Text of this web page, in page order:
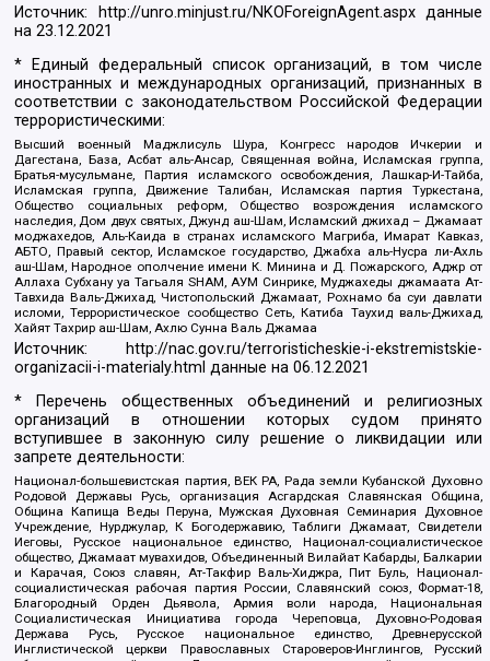
Источник: http://unro.minjust.ru/NKOForeignAgent.aspxданные
на23.12.2021
* Единый федеральный список организаций, в том числе
иностранных и международных организаций, признанных в
соответствии с законодательством Российской Федерации
террористическими:
Высший военный Маджлисуль Шура, Конгресс народов Ичкерии и
Дагестана, База, Асбат аль-Ансар, Священная война, Исламская группа,
Братья-мусульмане, Партия исламского освобождения, Лашкар-И-Тайба,
Исламская группа, Движение Талибан, Исламская партия Туркестана,
Общество социальных реформ, Общество возрождения исламского
наследия, Дом двух святых, Джунд аш-Шам, Исламский джихад – Джамаат
моджахедов, Аль-Каида в странах исламского Магриба, Имарат Кавказ,
АБТО, Правый сектор, Исламское государство, Джабха аль-Нусра ли-Ахль
аш-Шам, Народное ополчение имени К. Минина и Д. Пожарского, Аджр от
Аллаха Субхану уа Тагьаля SHAM, АУМ Синрике, Муджахеды джамаата Ат-
Тавхида Валь-Джихад, Чистопольский Джамаат, Рохнамо ба суи давлати
исломи, Террористическое сообщество Сеть, Катиба Таухид валь-Джихад,
Хайят Тахрир аш-Шам, Ахлю Сунна Валь Джамаа
Источник:
http://nac.gov.ru/terroristicheskie-i-ekstremistskie-
organizacii-i-materialy.html данные на06.12.2021
* Перечень общественных объединений и религиозных
организаций в отношении которых судом принято
вступившее в законную силу решение о ликвидации или
запрете деятельности:
Национал-большевистская партия, ВЕК РА, Рада земли Кубанской Духовно
Родовой Державы Русь, организация Асгардская Славянская Община,
Община Капища Веды Перуна, Мужская Духовная Семинария Духовное
Учреждение, Нурджулар, К Богодержавию, Таблиги Джамаат, Свидетели
Иеговы, Русское национальное единство, Национал-социалистическое
общество, Джамаат мувахидов, Объединенный Вилайат Кабарды, Балкарии
и Карачая, Союз славян, Ат-Такфир Валь-Хиджра, Пит Буль, Национал-
социалистическая рабочая партия России, Славянский союз, Формат-18,
Благородный Орден Дьявола, Армия воли народа, Национальная
Социалистическая Инициатива города Череповца, Духовно-Родовая
Держава Русь, Русское национальное единство, Древнерусской
Инглистической церкви Православных Староверов-Инглингов, Русский